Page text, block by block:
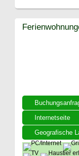
Internetseite
Geografische